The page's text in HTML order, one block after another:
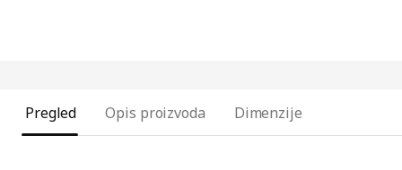
Pregled Opis proizvoda Dimenzije